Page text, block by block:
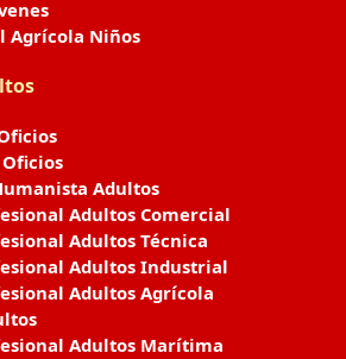
Agrícola Niños
Adultos
Adultos Comercial
Adultos Técnica
Adultos Industrial
Adultos Agrícola
Adultos Marítima